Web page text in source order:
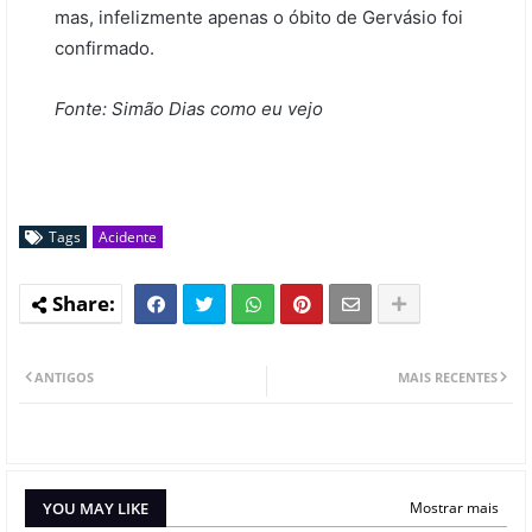
mas, infelizmente apenas o óbito de Gervásio foi
confirmado.
Fonte: Simão Dias como eu vejo
Tags Acidente
MAIS RECENTES
ANTIGOS
YOU MAY LIKE Mostrar mais